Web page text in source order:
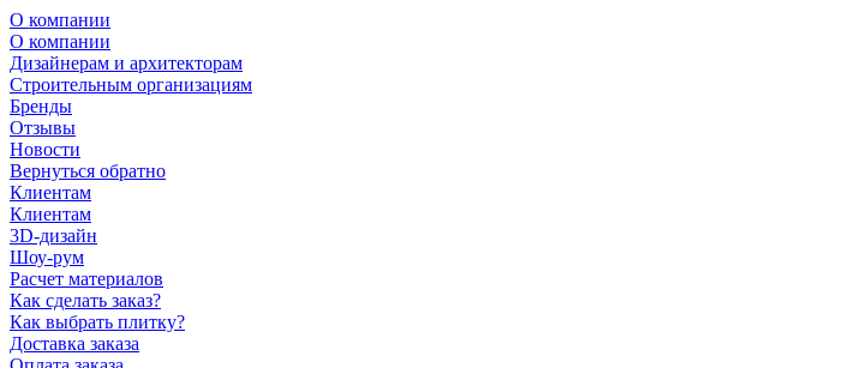
О компании
О компании
Дизайнерам и архитекторам
Строительным организациям
Бренды
Отзывы
Новости
Вернуться обратно
Клиентам
Клиентам
3D-дизайн
Шоу-рум
Расчет материалов
Как сделать заказ?
Как выбрать плитку?
Доставка заказа